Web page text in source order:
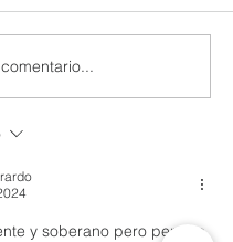
y soberano pero permite